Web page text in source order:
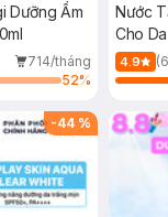
Dưỡng Ẩm
714/tháng
52%
Nước
Cho
(Mới)
4.9
-44 %